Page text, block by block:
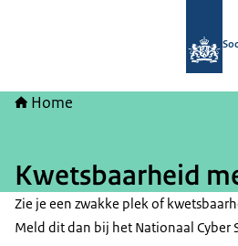
Home
Kwetsbaarheid
Zie je een zwakke plek of
Meld dit dan bij het Nationaal Cyber